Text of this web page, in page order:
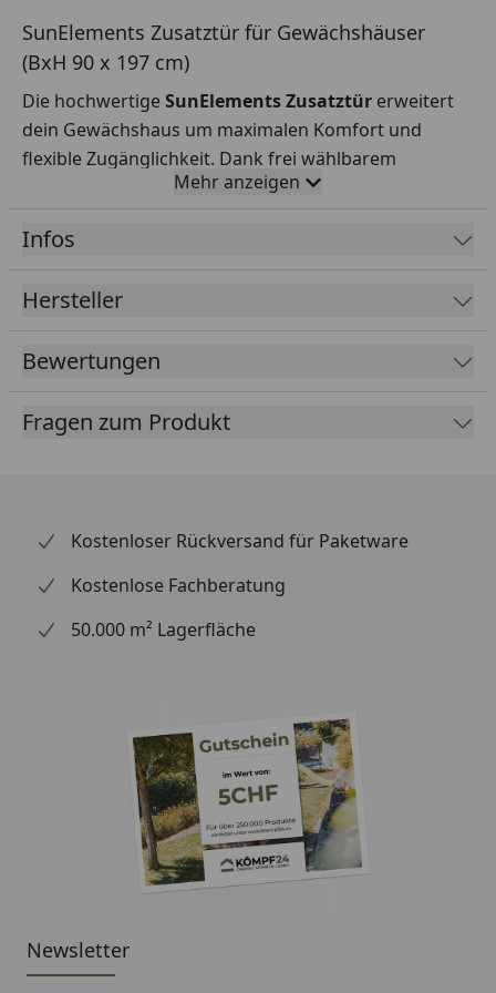
SunElements Zusatztür für Gewächshäuser
(BxH 90 x 197 cm)
Die hochwertigeSunElements Zusatztür erweitert
dein Gewächshaus um maximalen Komfort und
flexible Zugänglichkeit. Dank frei wählbarem
Türanschlag und Montage zwischen den Stehern
oder an der Ecke lässt sich jede Tür individuell an
deine Anforderungen anpassen – ideal für
Flachdachgewächshäuser und Sommergärten.
Verglasungs-Optionen: Acrylglas rauchgrau 6 mm,
Acrylglas klar 6 mm, ESG 5 mm, Doppelstegplatten 10
mm
Farbe: Anthrazit-Metallic
Mehr anzeigen
Infos
Hersteller
Bewertungen
Fragen zum Produkt
Kostenloser Rückversand für Paketware
Kostenlose Fachberatung
50.000 m² Lagerfläche
Newsletter